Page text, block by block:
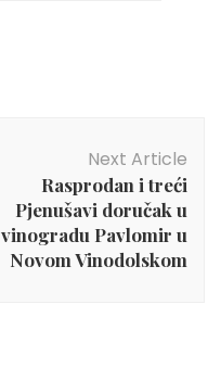
Next Article
Rasprodan i treći
Pjenušavi doručak u
vinogradu Pavlomir u
Novom Vinodolskom